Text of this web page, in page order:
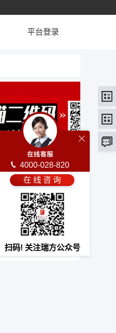
平台登录
滞纳金
退休金补发
医疗保险报销比例
保险计算器
金申领发放办法
4000-028-820
在 线 咨 询
扫码! 关注瑞方公众号